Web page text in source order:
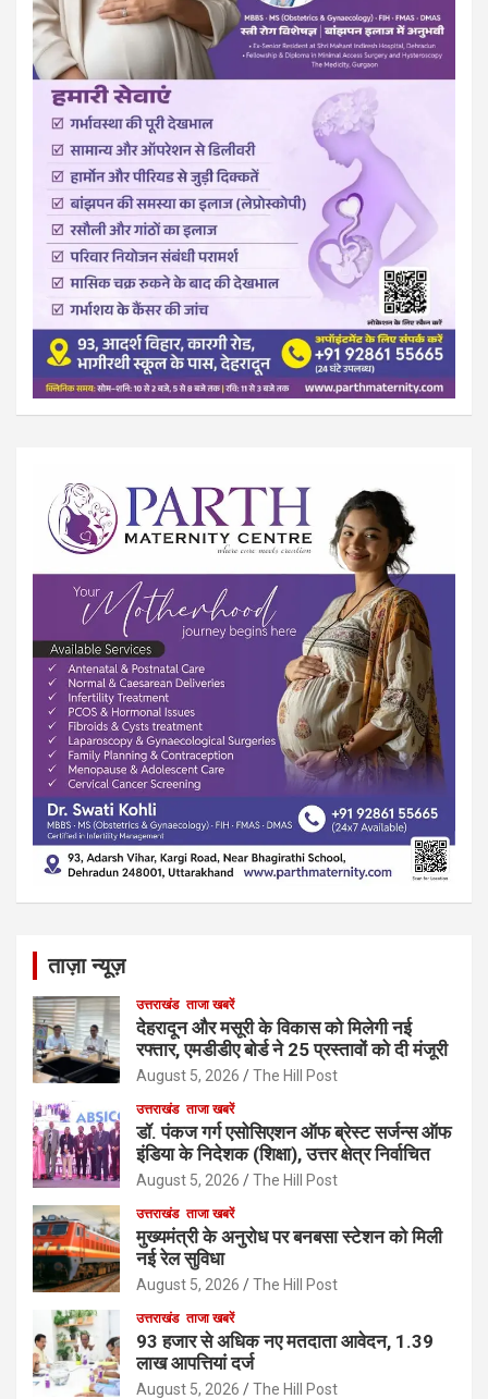
ताज़ा न्यूज़
उत्तराखंड ताजा खबरें
देहरादून और मसूरी के विकास को मिलेगी नई
रफ्तार, एमडीडीए बोर्ड ने 25 प्रस्तावों को दी मंजूरी
August 5, 2026 The Hill Post
उत्तराखंड ताजा खबरें
डॉ. पंकज गर्ग एसोसिएशन ऑफ ब्रेस्ट सर्जन्स ऑफ
इंडिया के निदेशक (शिक्षा), उत्तर क्षेत्र निर्वाचित
August 5, 2026 The Hill Post
उत्तराखंड ताजा खबरें
मुख्यमंत्री के अनुरोध पर बनबसा स्टेशन को मिली
नई रेल सुविधा
August 5, 2026 The Hill Post
उत्तराखंड ताजा खबरें
93 हजार से अधिक नए मतदाता आवेदन, 1.39
लाख आपत्तियां दर्ज
August 5, 2026 The Hill Post